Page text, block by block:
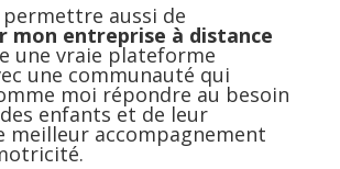
permettre aussi de
mon entreprise à distance
une vraie plateforme
une communauté qui
moi répondre au besoin
enfants et de leur
meilleur accompagnement